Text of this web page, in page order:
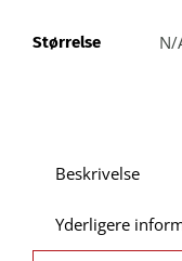
Størrelse N/
Beskrivelse
Yderligere